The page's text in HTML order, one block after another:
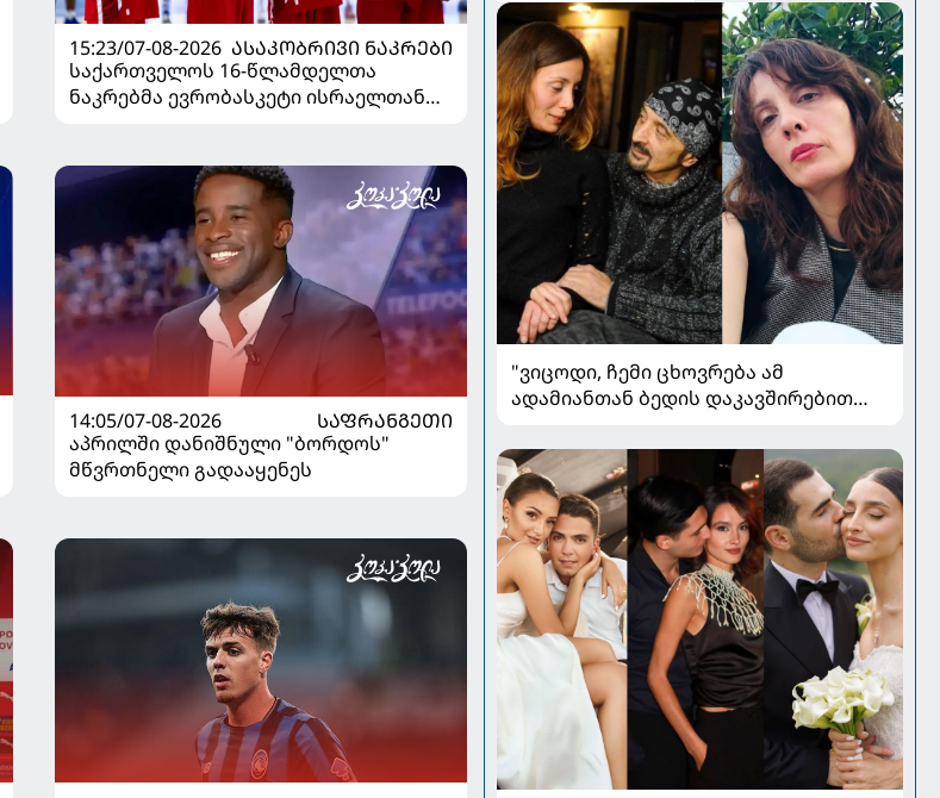
15:23/07-08-2026 ᲐᲡᲐᲙᲝᲑᲠᲘᲕᲘ ᲜᲐᲙᲠᲔᲑᲘ
საქართველოს 16-წლამდელთა
ნაკრებმა ევრობასკეტი ისრაელთან
14:05/07-08-2026
ᲡᲐᲤᲠᲐᲜᲒᲔᲗᲘ
აპრილში დანიშნული "ბორდოს"
მწვრთნელი გადააყენეს
"ვიცოდი, ჩემი ცხოვრება ამ
ადამიანთან ბედის დაკავშირებით
ჟვანია დატო ევგენიძესთან
ქორწინებასა და ოჯახზე